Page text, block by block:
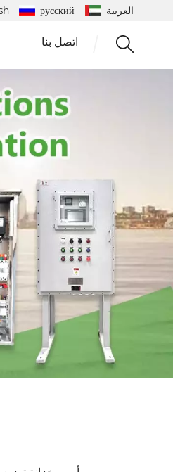
русский العربية
اتصل بنا